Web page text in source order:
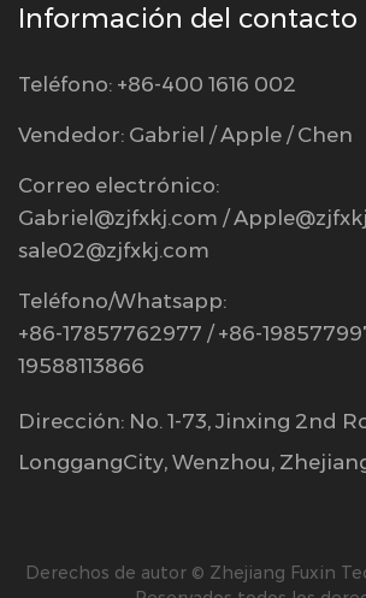
Información del contacto
Teléfono: +86-400 1616 002
Vendedor: Gabriel / Apple / Chen
Correo electrónico:
Gabriel@zjfxkj.com /
sale02@zjfxkj.com
Teléfono/Whatsapp:
+86-17857762977 / +86-
19588113866
Dirección: No. 1-73, Jinxing 2nd
LonggangCity, Wenzhou,
Derechos de autor © Zhejiang Fuxin